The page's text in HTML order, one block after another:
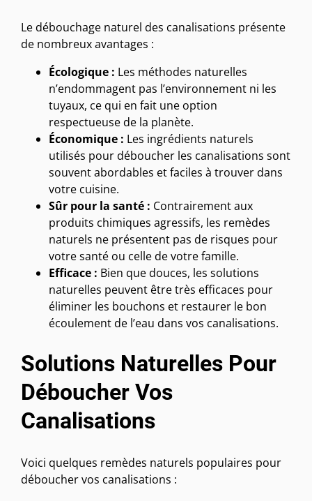
Le débouchage naturel des canalisations présente
de nombreux avantages :
Écologique : Les méthodes naturelles
n’endommagent pas l’environnement ni les
tuyaux, ce qui en fait une option
respectueuse de la planète.
Économique : Les ingrédients naturels
utilisés pour déboucher les canalisations sont
souvent abordables et faciles à trouver dans
votre cuisine.
Sûr pour la santé : Contrairement aux
produits chimiques agressifs, les remèdes
naturels ne présentent pas de risques pour
votre santé ou celle de votre famille.
Efficace : Bien que douces, les solutions
naturelles peuvent être très efficaces pour
éliminer les bouchons et restaurer le bon
écoulement de l’eau dans vos canalisations.
Solutions Naturelles Pour
Déboucher Vos
Canalisations
Voici quelques remèdes naturels populaires pour
déboucher vos canalisations :